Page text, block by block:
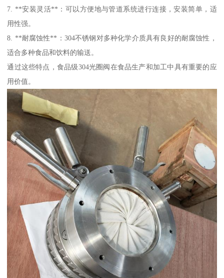
7. **安装灵活**：可以方便地与管道系统进行连接，安装简单，适
用性强。
8. **耐腐蚀性**：304不锈钢对多种化学介质具有良好的耐腐蚀性，
适合多种食品和饮料的输送。
通过这些特点，食品级304光圈阀在食品生产和加工中具有重要的应
用价值。